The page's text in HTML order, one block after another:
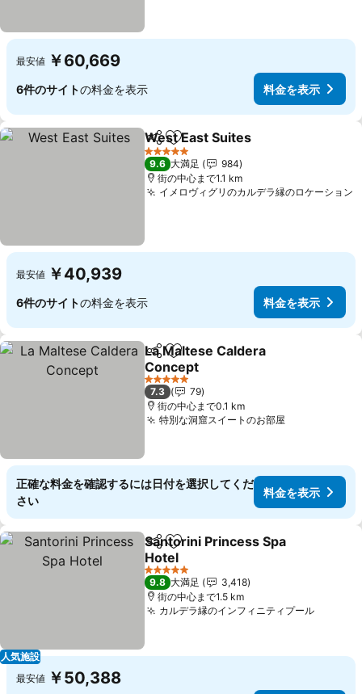
最安値 ￥60,669
6件のサイトの料金を表示 料金を表示
シェアお気に入りに追加
West East Suites
5 ホテルのランク
9.6 大満足
984
街の中心まで1.1 km
イメロヴィグリのカルデラ縁のロケーション
最安値 ￥40,939
6件のサイトの料金を表示 料金を表示
シェアお気に入りに追加
La Maltese Caldera
Concept
5 ホテルのランク
7.3
79
街の中心まで0.1 km
特別な洞窟スイートのお部屋
正確な料金を確認するには日付を選択してくだ
さい
料金を表示
人気施設
シェアお気に入りに追加
Santorini Princess Spa
Hotel
5 ホテルのランク
9.8 大満足
3,418
街の中心まで1.5 km
カルデラ縁のインフィニティプール
最安値 ￥50,388